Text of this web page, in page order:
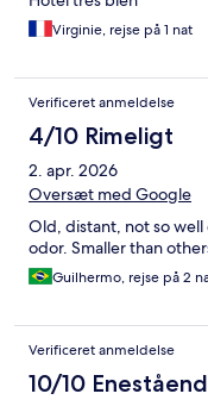
Virginie, rejse på 1 nat
Verificeret anmeldelse
4/10 Rimeligt
2. apr. 2026
Oversæt med Google
Old, distant, not so
odor. Smaller than
Guilhermo, rejse på 2
Verificeret anmeldelse
10/10